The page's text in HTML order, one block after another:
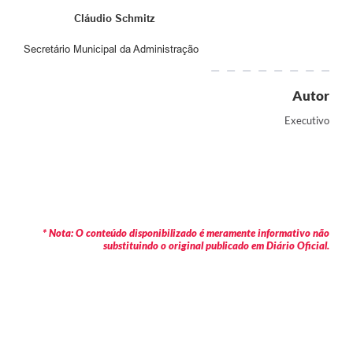
Cláudio Schmitz
Secretário Municipal da Administração
Autor
Executivo
* Nota: O conteúdo disponibilizado é meramente informativo não
substituindo o original publicado em Diário Oficial.